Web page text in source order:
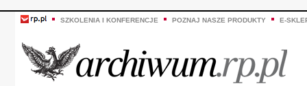
SZKOLENIA I KONFERENCJE POZNAJ NASZE PRODUKTY E-